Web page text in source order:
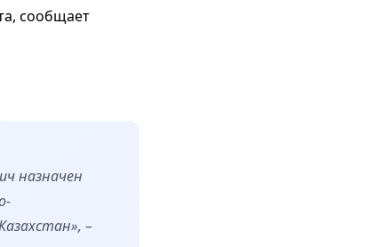
сообщает
назначен
–